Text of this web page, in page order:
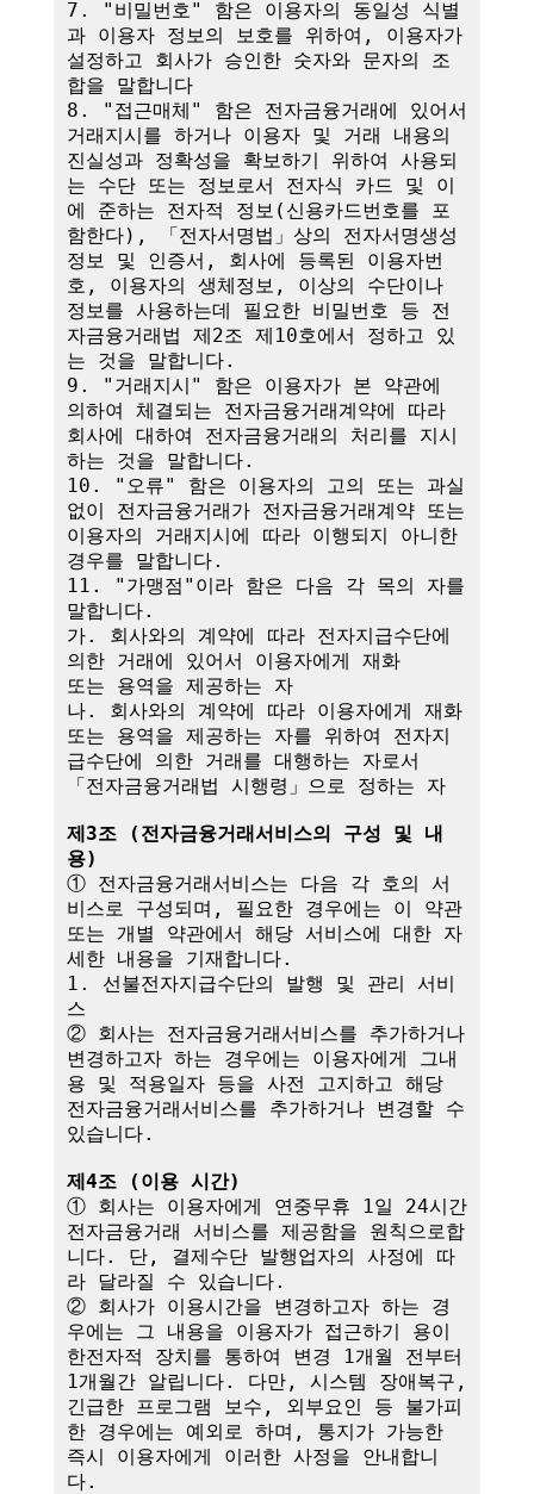
7. "비밀번호" 함은 이용자의 동일성 식별
과 이용자 정보의 보호를 위하여, 이용자가
설정하고 회사가 승인한 숫자와 문자의 조
합을 말합니다
8. "접근매체" 함은 전자금융거래에 있어서
거래지시를 하거나 이용자 및 거래 내용의
진실성과 정확성을 확보하기 위하여 사용되
는 수단 또는 정보로서 전자식 카드 및 이
에 준하는 전자적 정보(신용카드번호를 포
함한다), 「전자서명법」상의 전자서명생성
정보 및 인증서, 회사에 등록된 이용자번
호, 이용자의 생체정보, 이상의 수단이나
정보를 사용하는데 필요한 비밀번호 등 전
자금융거래법 제2조 제10호에서 정하고 있
는 것을 말합니다.
9. "거래지시" 함은 이용자가 본 약관에
의하여 체결되는 전자금융거래계약에 따라
회사에 대하여 전자금융거래의 처리를 지시
하는 것을 말합니다.
10. "오류" 함은 이용자의 고의 또는 과실
없이 전자금융거래가 전자금융거래계약 또는
이용자의 거래지시에 따라 이행되지 아니한
경우를 말합니다.
11. "가맹점"이라 함은 다음 각 목의 자를
말합니다.
가. 회사와의 계약에 따라 전자지급수단에
의한 거래에 있어서 이용자에게 재화
또는 용역을 제공하는 자
나. 회사와의 계약에 따라 이용자에게 재화
또는 용역을 제공하는 자를 위하여 전자지
급수단에 의한 거래를 대행하는 자로서
「전자금융거래법 시행령」으로 정하는 자
제3조 (전자금융거래서비스의 구성 및 내
용)
① 전자금융거래서비스는 다음 각 호의 서
비스로 구성되며, 필요한 경우에는 이 약관
또는 개별 약관에서 해당 서비스에 대한 자
세한 내용을 기재합니다.
1. 선불전자지급수단의 발행 및 관리 서비
스
② 회사는 전자금융거래서비스를 추가하거나
변경하고자 하는 경우에는 이용자에게 그내
용 및 적용일자 등을 사전 고지하고 해당
전자금융거래서비스를 추가하거나 변경할 수
있습니다.
제4조 (이용 시간)
① 회사는 이용자에게 연중무휴 1일 24시간
전자금융거래 서비스를 제공함을 원칙으로합
니다. 단, 결제수단 발행업자의 사정에 따
라 달라질 수 있습니다.
② 회사가 이용시간을 변경하고자 하는 경
우에는 그 내용을 이용자가 접근하기 용이
한전자적 장치를 통하여 변경 1개월 전부터
1개월간 알립니다. 다만, 시스템 장애복구,
긴급한 프로그램 보수, 외부요인 등 불가피
한 경우에는 예외로 하며, 통지가 가능한
즉시 이용자에게 이러한 사정을 안내합니
다.